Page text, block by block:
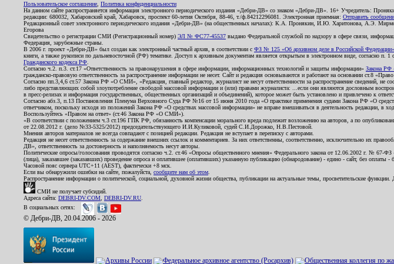
Пользовательское соглашение Политика конфиденциальности
На данном сайте распространяется информация электронного периодического издания «Дебри-ДВ» со знаком «Дебри-ДВ». 16+ Учредитель:
редакции: 680032, Хабаровский край, Хабаровск, проспект 60-летия Октября, 88-46, т./ф.84212296081. Электронная приемная: Отправить
Редакционный совет электронного периодического издания «Дебри-ДВ» (на общественных началах): К.А. Пронякин, И.Ю. Харитонова,
Егорова
Свидетельство о регистрации СМИ (Регистрационный номер) ЭЛ № ФС77-45537 выдано Федеральной службой по надзору в сфере связи,
Федерация, зарубежные страны.
В 2006 г. проект «Дебри-ДВ» был создан как электронный частный архив, в соответствии с ФЗ № 125 «Об архивном деле в Российской Федерации»
книги, а также рукописи по дальневосточной (РФ) тематике. Доступ к архивным документам является открытым в электронном виде, согласно п.
Гражданского кодекса РФ
Согласно ч.2. п.3. ст.17 «Ответственность за правонарушения в сфере информации, информационных технологий и защиты информации» Закона РФ
гражданско-правовую ответственность за распространение информации не несет. Сайт и редакция основываются и работают на основании ст.8
Согласно пп.3,4,6 ст.57 Закона РФ «О СМИ», «Редакция, главный редактор, журналист не несут ответственности за распространение сведений,
либо представляющих собой злоупотребление свободой массовой информации и (или) правами журналиста: ...если они являются дословным
в пресс-релизах и информация государственных, общественных организаций и объединений), которое может быть установлено и привлечено к
Согласно абз.3, п.13 Постановления Пленума Верховного Суда РФ №16 от 15 июня 2010 года «О практике применения судами Закона РФ «О
ответчиком, поскольку исходя из положений Закона РФ «О средствах массовой информации» не вправе вмешиваться в деятельность редакции, в
Воспользуйтесь «Правом на ответ» (ст.46 Закона РФ «О СМИ»).
«В соответствии с положением ч.3 ст.196 ГПК РФ, обязанность компенсации морального вреда подлежит возложению на авторов, а по
от 22.08.2012 г. (дело №33-5325/2012) председательствующего И.И.Куликовой, судей С.И.Дорожко, Н.В.Пестовой.
Мнения авторов материалов не всегда совпадают с позицией редакции. Редакция не вступает в переписку с авторами.
Редакция не несет ответственность за содержание внешних ссылок и комментариев. За них ответственны, соответственно, исключительно их
ДВ», ответственность за достоверность и наполняемость несут авторы.
Политические опросы/голосования проводятся согласно ч.2. ст.46 «Опросы общественного мнения» Федерального закона от 12.06.2002 г. № 67-
(лица), заказавшее (заказавших) проведение опроса и оплатившее (оплативших) указанную публикацию (обнародование) - едино - сайт, без оплаты -
Часовой пояс сервера UTC+11 (AEST), фактически +8 мск.
Если вы обнаружили ошибки на сайте, пожалуйста, сообщите нам об этом
Распространение информации о политической, социальной, духовной жизни общества, публикации на актуальные темы, просветительские
СМИ не получает субсидий.
Адреса сайта: DEBRI-DV.COM DEBRI-DV.RU
В социальных сетях:
© Дебри-ДВ, 20.04.2006 - 2026